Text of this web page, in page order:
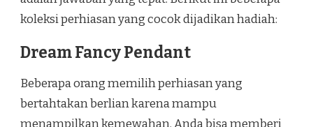
koleksi perhiasan yang cocok dijadikan hadiah:
Dream Fancy Pendant
Beberapa orang memilih perhiasan yang
bertahtakan berlian karena mampu
menampilkan kemewahan. Anda bisa memberi